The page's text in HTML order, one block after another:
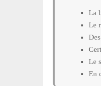
La
Le
Le
En